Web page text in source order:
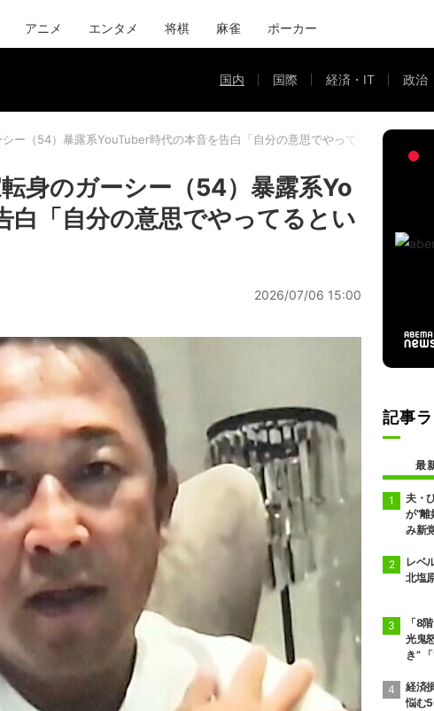
アニメ エンタメ 将棋 麻雀 ポーカー
国内 国際 経済・IT 政治
ー（54）暴露系YouTuber時代の本音を告白「自分の意思でやってるというより
転身のガーシー（54）暴露系Yo
白「自分の意思でやってるとい
2026/07/06 15:00
記事
最
夫・
が“離
み新
態で
レベ
北塩
「8
光鬼
き”
ィス
経済
悩む